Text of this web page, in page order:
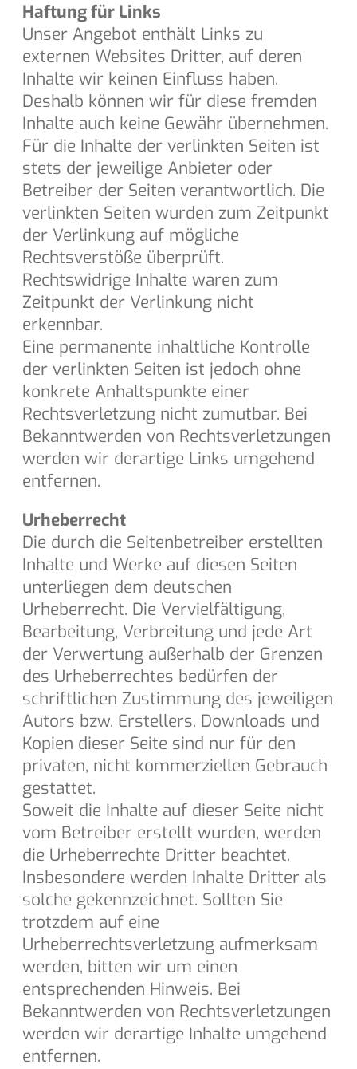
Haftung für Links
Unser Angebot enthält Links zu
externen Websites Dritter, auf deren
Inhalte wir keinen Einfluss haben.
Deshalb können wir für diese fremden
Inhalte auch keine Gewähr übernehmen.
Für die Inhalte der verlinkten Seiten ist
stets der jeweilige Anbieter oder
Betreiber der Seiten verantwortlich. Die
verlinkten Seiten wurden zum Zeitpunkt
der Verlinkung auf mögliche
Rechtsverstöße überprüft.
Rechtswidrige Inhalte waren zum
Zeitpunkt der Verlinkung nicht
erkennbar.
Eine permanente inhaltliche Kontrolle
der verlinkten Seiten ist jedoch ohne
konkrete Anhaltspunkte einer
Rechtsverletzung nicht zumutbar. Bei
Bekanntwerden von Rechtsverletzungen
werden wir derartige Links umgehend
entfernen.
Urheberrecht
Die durch die Seitenbetreiber erstellten
Inhalte und Werke auf diesen Seiten
unterliegen dem deutschen
Urheberrecht. Die Vervielfältigung,
Bearbeitung, Verbreitung und jede Art
der Verwertung außerhalb der Grenzen
des Urheberrechtes bedürfen der
schriftlichen Zustimmung des jeweiligen
Autors bzw. Erstellers. Downloads und
Kopien dieser Seite sind nur für den
privaten, nicht kommerziellen Gebrauch
gestattet.
Soweit die Inhalte auf dieser Seite nicht
vom Betreiber erstellt wurden, werden
die Urheberrechte Dritter beachtet.
Insbesondere werden Inhalte Dritter als
solche gekennzeichnet. Sollten Sie
trotzdem auf eine
Urheberrechtsverletzung aufmerksam
werden, bitten wir um einen
entsprechenden Hinweis. Bei
Bekanntwerden von Rechtsverletzungen
werden wir derartige Inhalte umgehend
entfernen.